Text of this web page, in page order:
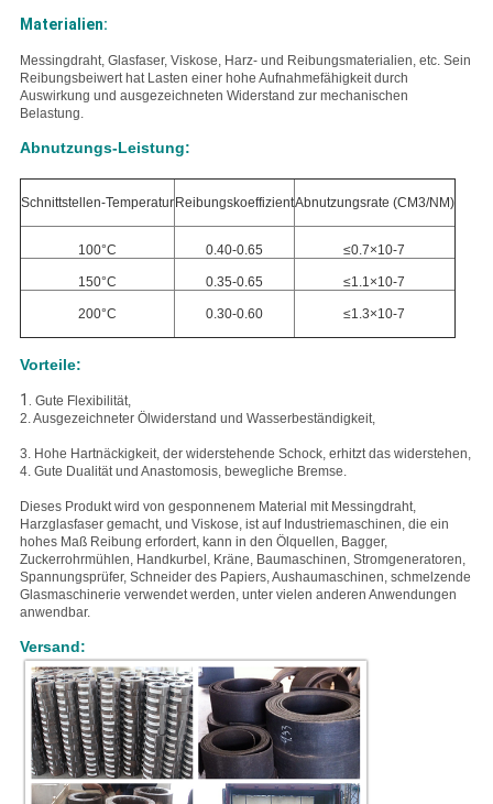
Materialien:
Messingdraht, Glasfaser, Viskose, Harz- und Reibungsmaterialien, etc. Sein
Reibungsbeiwert hat Lasten einer hohe Aufnahmefähigkeit durch
Auswirkung und ausgezeichneten Widerstand zur mechanischen
Belastung.
Abnutzungs-Leistung:
Schnittstellen-Temperatur ReibungskoeffizientAbnutzungsrate (CM3/NM)
100°C 0.40-0.65 ≤0.7×10-7
150°C 0.35-0.65 ≤1.1×10-7
200°C 0.30-0.60 ≤1.3×10-7
Vorteile:
1. Gute Flexibilität,
2. AusgezeichneterÖlwiderstand und Wasserbeständigkeit,
3. Hohe Hartnäckigkeit, der widerstehende Schock, erhitzt das widerstehen,
4. Gute Dualität und Anastomosis, bewegliche Bremse.
Dieses Produkt wird von gesponnenem Material mit Messingdraht,
Harzglasfaser gemacht, und Viskose, ist auf Industriemaschinen, die ein
hohes Maß Reibung erfordert, kann in den Ölquellen, Bagger,
Zuckerrohrmühlen, Handkurbel, Kräne, Baumaschinen, Stromgeneratoren,
Spannungsprüfer, Schneider des Papiers, Aushaumaschinen, schmelzende
Glasmaschinerie verwendet werden, unter vielen anderen Anwendungen
anwendbar.
Versand: